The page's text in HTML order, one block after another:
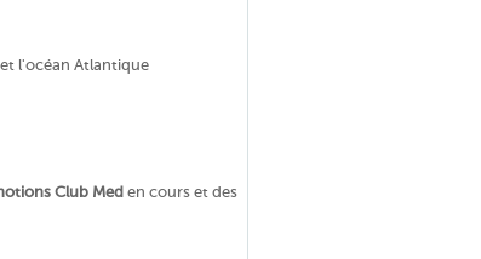
et l'océan Atlantique
Club Med en cours et des